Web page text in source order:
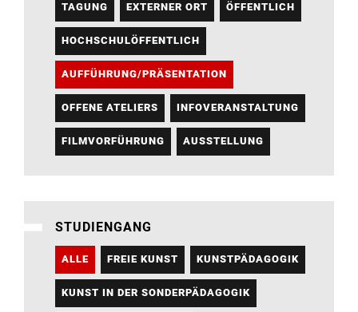
TAGUNG EXTERNER ORT ÖFFENTLICH
HOCHSCHULÖFFENTLICH
AUFFÜHRUNG/PRÄSENTATION
OFFENE ATELIERS INFOVERANSTALTUNG
FILMVORFÜHRUNG AUSSTELLUNG
STUDIENGANG
ALLE FREIE KUNST KUNSTPÄDAGOGIK
KUNST IN DER SONDERPÄDAGOGIK